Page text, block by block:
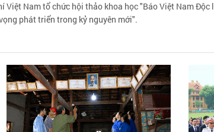
Việt Nam tổ chức hội thảo khoa học "Báo Việt Nam Độc
phát triển trong kỷ nguyên mới".